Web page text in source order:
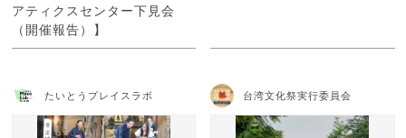
アティクスセンター下見会
（開催報告）】
たいとうプレイスラボ 台湾文化祭実行委員会